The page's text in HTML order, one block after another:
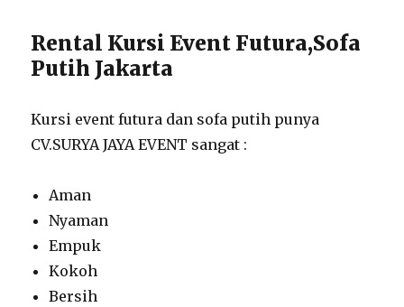
Rental Kursi Event Futura,Sofa
Putih Jakarta
Kursi event futura dan sofa putih punya
CV.SURYA JAYA EVENT sangat :
Aman
Nyaman
Empuk
Kokoh
Bersih